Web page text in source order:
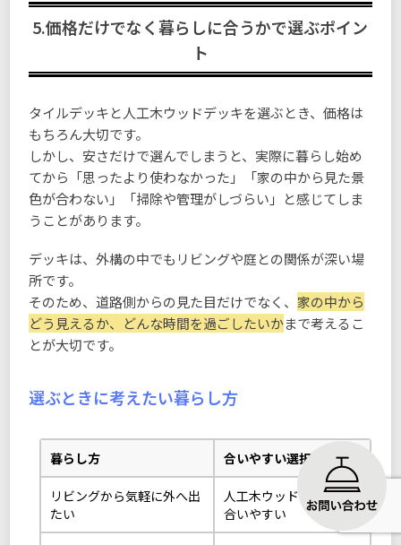
5.価格だけでなく暮らしに合うかで選ぶポイン
ト
タイルデッキと人工木ウッドデッキを選ぶとき、価格は
もちろん大切です。
しかし、安さだけで選んでしまうと、実際に暮らし始め
てから「思ったより使わなかった」「家の中から見た景
色が合わない」「掃除や管理がしづらい」と感じてしま
うことがあります。
デッキは、外構の中でもリビングや庭との関係が深い場
所です。
そのため、道路側からの見た目だけでなく、家の中から
どう見えるか、どんな時間を過ごしたいかまで考えるこ
とが大切です。
選ぶときに考えたい暮らし方
暮らし方 合いやすい選択
リビングから気軽に外へ出
たい
人工木ウッドデッキが
合いやすい